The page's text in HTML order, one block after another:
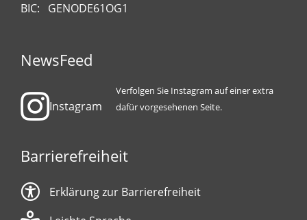
BIC: GENODE61OG1
NewsFeed
Instagram
Verfolgen Sie Instagram auf einer extra
dafür vorgesehenen Seite.
Barrierefreiheit
Erklärung zur Barrierefreiheit